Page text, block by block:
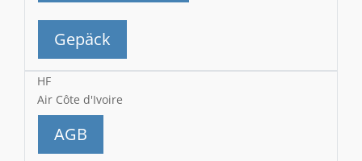
Gepäck
HF
Air Côte d'Ivoire
AGB